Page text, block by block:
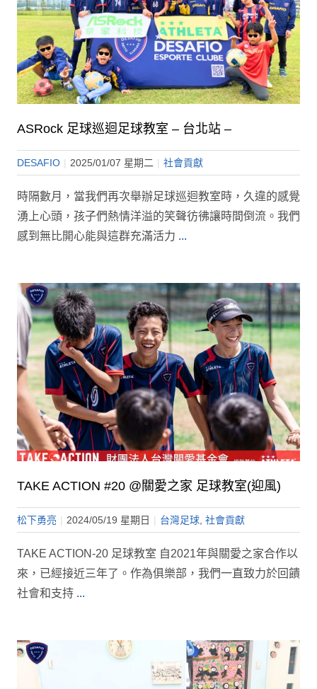
ASRock 足球巡迴足球教室 – 台北站 –
DESAFIO | 2025/01/07 星期二 | 社會貢獻
時隔數月，當我們再次舉辦足球巡迴教室時，久違的感覺
湧上心頭，孩子們熱情洋溢的笑聲彷彿讓時間倒流。我們
感到無比開心能與這群充滿活力 ...
TAKE ACTION #20 @關愛之家 足球教室(迎風)
松下勇亮 | 2024/05/19 星期日 | 台灣足球, 社會貢獻
TAKE ACTION-20 足球教室 自2021年與關愛之家合作以
來，已經接近三年了。作為俱樂部，我們一直致力於回饋
社會和支持 ...